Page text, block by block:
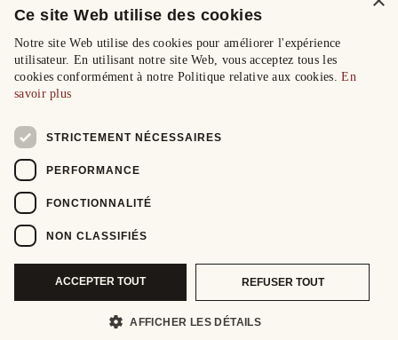
Ce site Web utilise des cookies
Notre site Web utilise des cookies pour améliorer l'expérience
utilisateur. En utilisant notre site Web, vous acceptez tous les
cookies conformément à notre Politique relative aux cookies.En
savoir plus
STRICTEMENT NÉCESSAIRES
PERFORMANCE
FONCTIONNALITÉ
NON CLASSIFIÉS
ACCEPTER TOUT REFUSER TOUT
AFFICHER LES DÉTAILS